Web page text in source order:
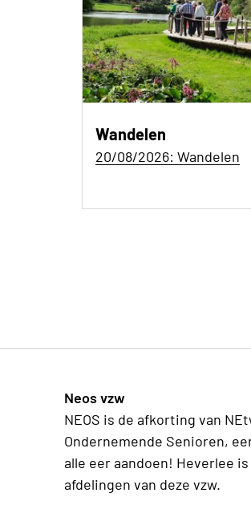
Wandelen
20/08/2026: Wandelen
Neos vzw
NEOS is de afkorting van
Ondernemende Senioren,
alle eer aandoen! Heverlee
afdelingen van deze vzw.